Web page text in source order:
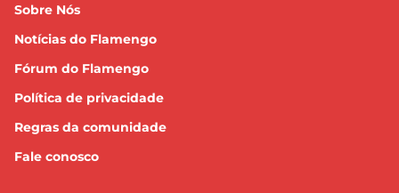
Sobre Nós
Notícias do Flamengo
Fórum do Flamengo
Política de privacidade
Regras da comunidade
Fale conosco